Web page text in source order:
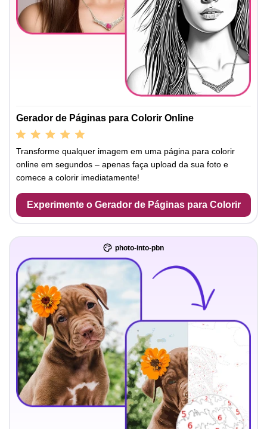
Gerador de Páginas para Colorir Online
Transforme qualquer imagem em uma página para colorir
online em segundos – apenas faça upload da sua foto e
comece a colorir imediatamente!
Experimente o Gerador de Páginas para Colorir
photo-into-pbn